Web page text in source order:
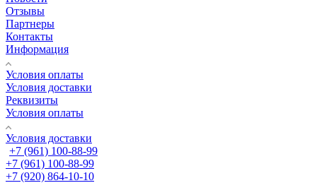
Отзывы
Партнеры
Контакты
Информация
Условия оплаты
Условия доставки
Реквизиты
Условия оплаты
Условия доставки
+7 (961) 100-88-99
+7 (961) 100-88-99
+7 (920) 864-10-10